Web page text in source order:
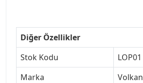
Diğer Özellikler
Stok Kodu
LOP01
Marka
Volkan